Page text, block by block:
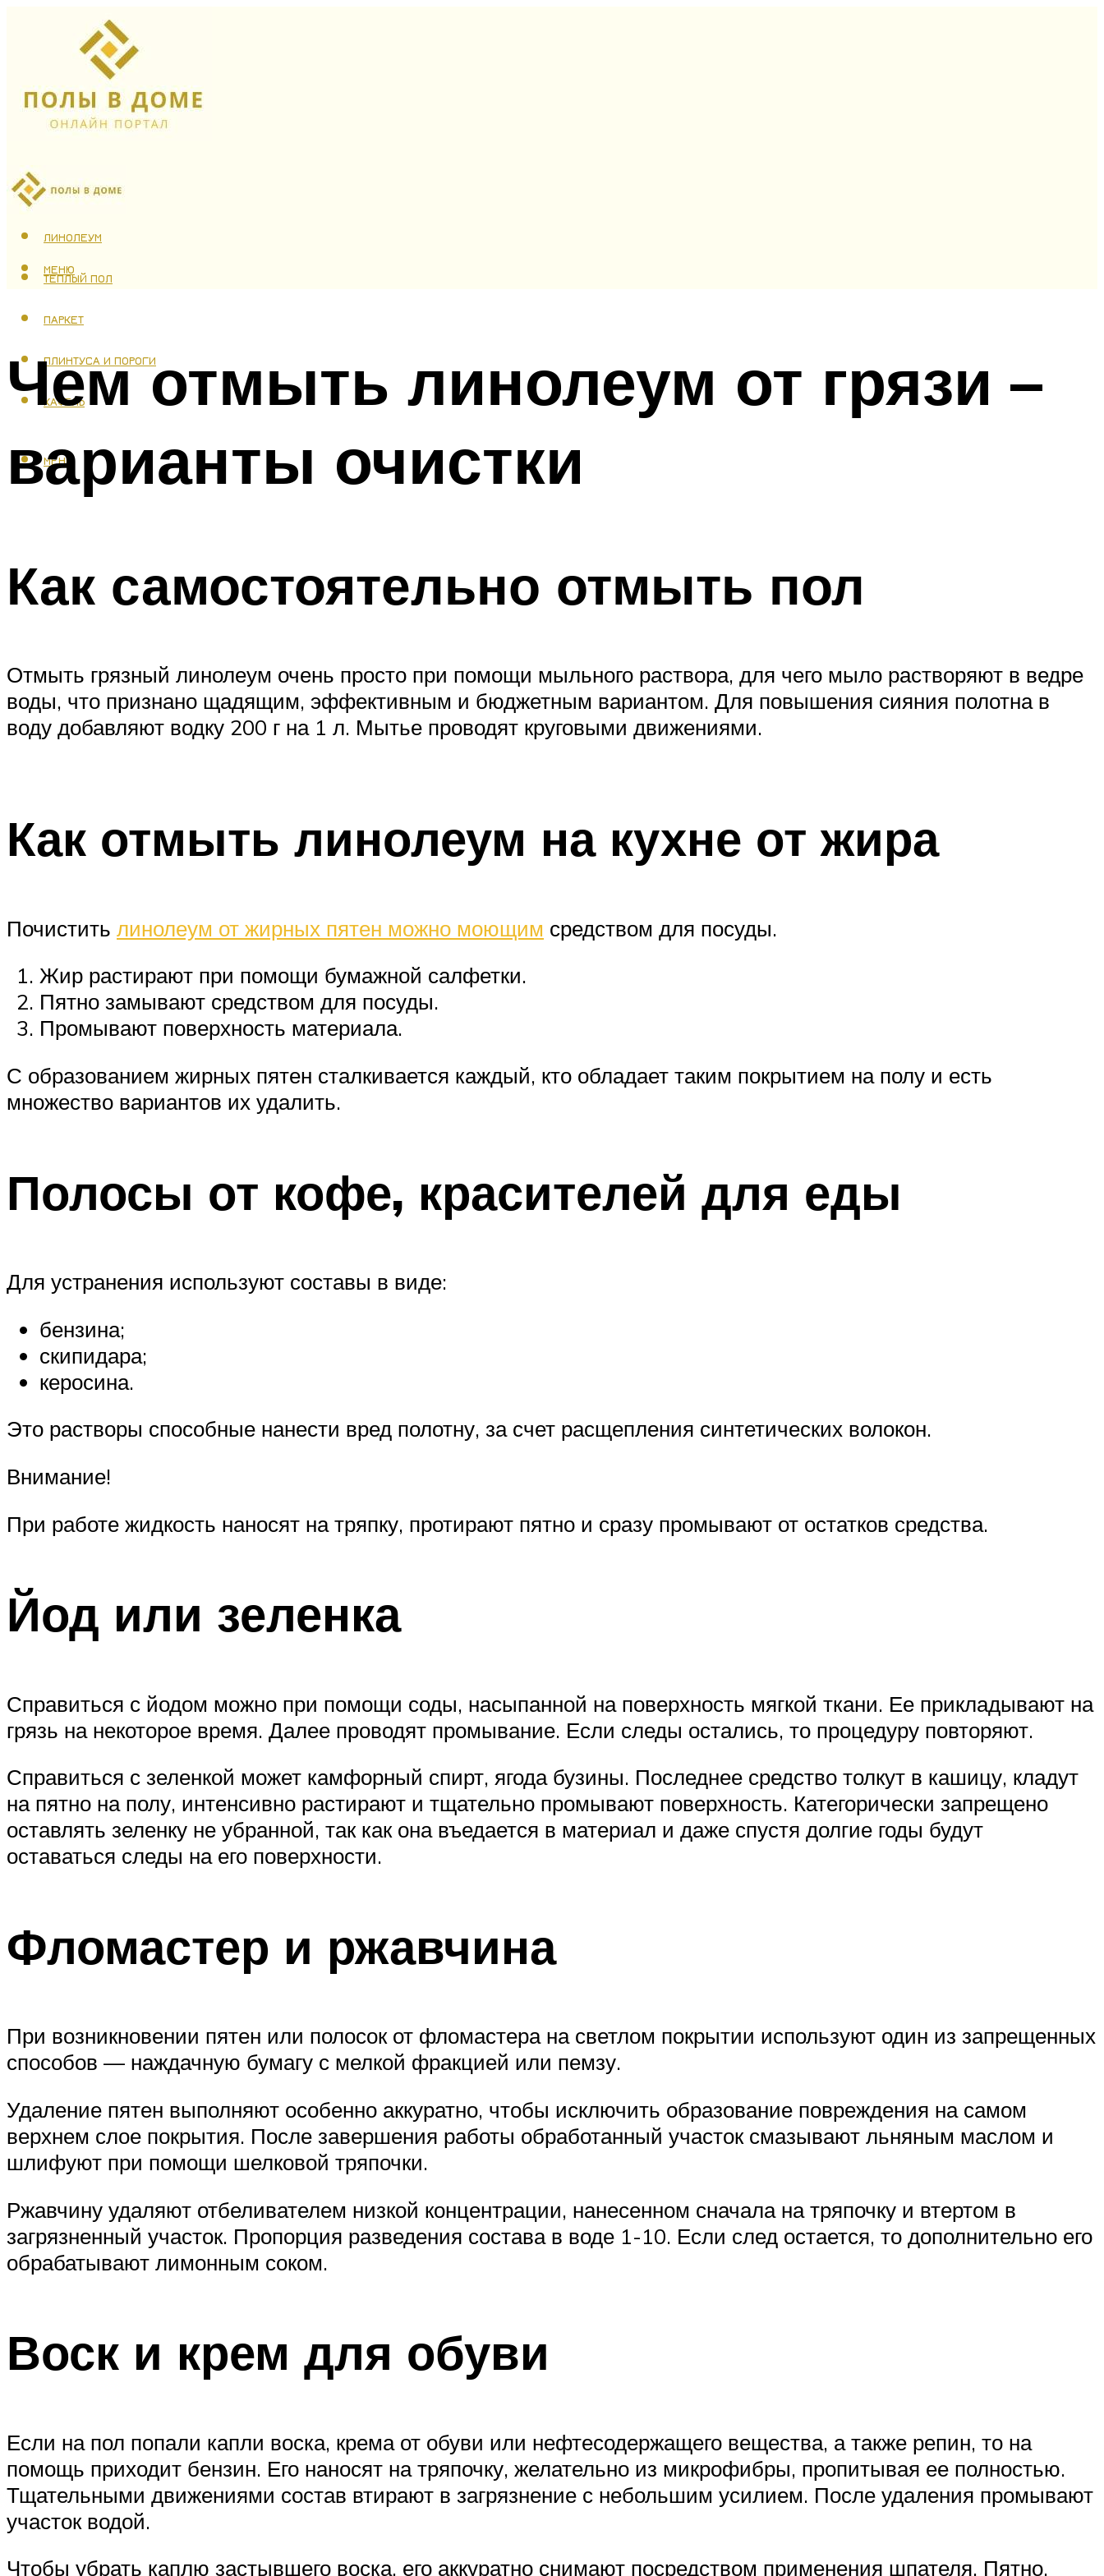
ЛАМИНАТ
ЛИНОЛЕУМ
ТЕПЛЫЙ ПОЛ
ПАРКЕТ
ПЛИНТУСА И ПОРОГИ
КАФЕЛЬ
МЕНЮ
МЕНЮ
Чем отмыть линолеум от грязи –
варианты очистки
Как самостоятельно отмыть пол
Отмыть грязный линолеум очень просто при помощи мыльного раствора, для чего мыло растворяют в ведре
воды, что признано щадящим, эффективным и бюджетным вариантом. Для повышения сияния полотна в
воду добавляют водку 200 г на 1 л. Мытье проводят круговыми движениями.
Как отмыть линолеум на кухне от жира
Почистить линолеум от жирных пятен можно моющим средством для посуды.
Жир растирают при помощи бумажной салфетки.
Пятно замывают средством для посуды.
Промывают поверхность материала.
С образованием жирных пятен сталкивается каждый, кто обладает таким покрытием на полу и есть
множество вариантов их удалить.
Полосы от кофе, красителей для еды
Для устранения используют составы в виде:
бензина;
скипидара;
керосина.
Это растворы способные нанести вред полотну, за счет расщепления синтетических волокон.
Внимание!
При работе жидкость наносят на тряпку, протирают пятно и сразу промывают от остатков средства.
Йод или зеленка
Справиться с йодом можно при помощи соды, насыпанной на поверхность мягкой ткани. Ее прикладывают на
грязь на некоторое время. Далее проводят промывание. Если следы остались, то процедуру повторяют.
Справиться с зеленкой может камфорный спирт, ягода бузины. Последнее средство толкут в кашицу, кладут
на пятно на полу, интенсивно растирают и тщательно промывают поверхность. Категорически запрещено
оставлять зеленку не убранной, так как она въедается в материал и даже спустя долгие годы будут
оставаться следы на его поверхности.
Фломастер и ржавчина
При возникновении пятен или полосок от фломастера на светлом покрытии используют один из запрещенных
способов — наждачную бумагу с мелкой фракцией или пемзу.
Удаление пятен выполняют особенно аккуратно, чтобы исключить образование повреждения на самом
верхнем слое покрытия. После завершения работы обработанный участок смазывают льняным маслом и
шлифуют при помощи шелковой тряпочки.
Ржавчину удаляют отбеливателем низкой концентрации, нанесенном сначала на тряпочку и втертом в
загрязненный участок. Пропорция разведения состава в воде 1-10. Если след остается, то дополнительно его
обрабатывают лимонным соком.
Воск и крем для обуви
Если на пол попали капли воска, крема от обуви или нефтесодержащего вещества, а также репин, то на
помощь приходит бензин. Его наносят на тряпочку, желательно из микрофибры, пропитывая ее полностью.
Тщательными движениями состав втирают в загрязнение с небольшим усилием. После удаления промывают
участок водой.
Чтобы убрать каплю застывшего воска, его аккуратно снимают посредством применения шпателя. Пятно,